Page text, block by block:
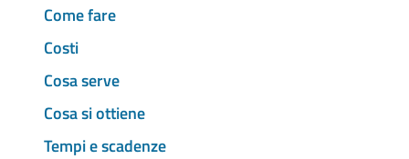
Come fare
Costi
Cosa serve
Cosa si ottiene
Tempi e scadenze